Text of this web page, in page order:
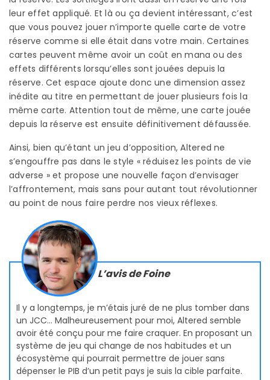
leur effet appliqué. Et là ou ça devient intéressant, c’est
que vous pouvez jouer n’importe quelle carte de votre
réserve comme si elle était dans votre main. Certaines
cartes peuvent même avoir un coût en mana ou des
effets différents lorsqu’elles sont jouées depuis la
réserve. Cet espace ajoute donc une dimension assez
inédite au titre en permettant de jouer plusieurs fois la
même carte. Attention tout de même, une carte jouée
depuis la réserve est ensuite définitivement défaussée.
Ainsi, bien qu’étant un jeu d’opposition, Altered ne
s’engouffre pas dans le style « réduisez les points de vie
adverse » et propose une nouvelle façon d’envisager
l’affrontement, mais sans pour autant tout révolutionner
au point de nous faire perdre nos vieux réflexes.
L’avis de Foine
Il y a longtemps, je m’étais juré de ne plus tomber dans
un JCC… Malheureusement pour moi, Altered semble
avoir été conçu pour me faire craquer. En proposant un
système de jeu qui change de nos habitudes et un
écosystème qui pourrait permettre de jouer sans
dépenser le PIB d’un petit pays je suis la cible parfaite.